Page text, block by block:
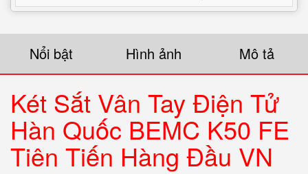
Nổi bật Hình ảnh Mô tả
Két Sắt Vân Tay Điện Tử
Hàn Quốc BEMC K50 FE
Tiên Tiến Hàng Đầu VN